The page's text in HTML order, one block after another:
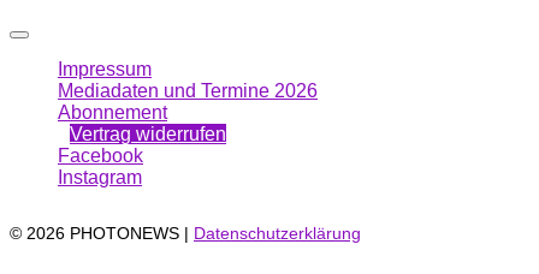
Impressum
Mediadaten und Termine 2026
Abonnement
Vertrag widerrufen
Facebook
Instagram
© 2026 PHOTONEWS | Datenschutzerklärung